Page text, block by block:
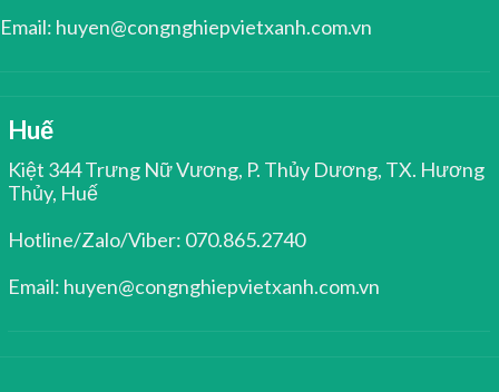
Email: huyen@congnghiepvietxanh.com.vn
Huế
Kiệt 344 Trưng Nữ Vương, P. Thủy Dương, TX. Hương
Thủy, Huế
Hotline/Zalo/Viber: 070.865.2740
Email: huyen@congnghiepvietxanh.com.vn